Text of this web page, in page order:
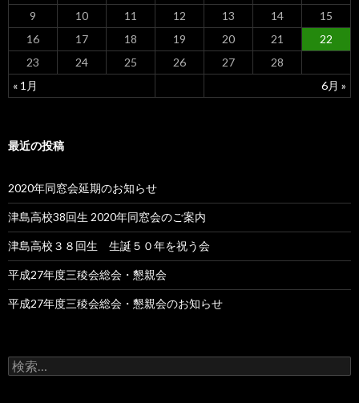
« 1月 6月 »
9
10 11 12 13 14
15
16
17 18 19 20 21
22
23
24 25 26 27 28
最近の投稿
2020年同窓会延期のお知らせ
津島高校38回生 2020年同窓会のご案内
津島高校３８回生 生誕５０年を祝う会
平成27年度三稜会総会・懇親会
平成27年度三稜会総会・懇親会のお知らせ
検
索: